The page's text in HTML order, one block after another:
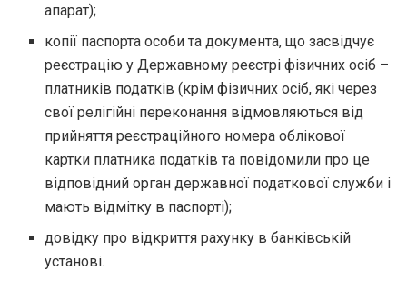
апарат);
копії паспорта особи та документа, що засвідчує
реєстрацію у Державному реєстрі фізичних осіб –
платників податків (крім фізичних осіб, які через
свої релігійні переконання відмовляються від
прийняття реєстраційного номера облікової
картки платника податків та повідомили про це
відповідний орган державної податкової служби і
мають відмітку в паспорті);
довідку про відкриття рахунку в банківській
установі.